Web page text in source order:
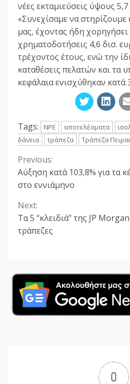
νέες εκταμιεύσεις ύψους
«Συνεχίσαμε να στηρίζουμε
μας, έχοντας ήδη χορηγήσει
χρηματοδοτήσεις 4,6 δισ.
τρέχοντος έτους, ενώ την
καταθέσεις πελατών και τα
κεφάλαια ενισχύθηκαν κατά
Tags: NPE αποτελέσματα
δάνεια
τράπεζα Τράπεζα
Continue
Reading
Previous:
Αύξηση κατά 103,8% για τα
στο εννιάμηνο
Next:
Τα 5 “κλειδιά” της JP
τράπεζες
0